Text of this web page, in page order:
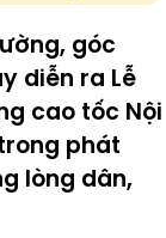
góc
diễn ra Lễ
cao tốc Nội
phát
lòng dân,